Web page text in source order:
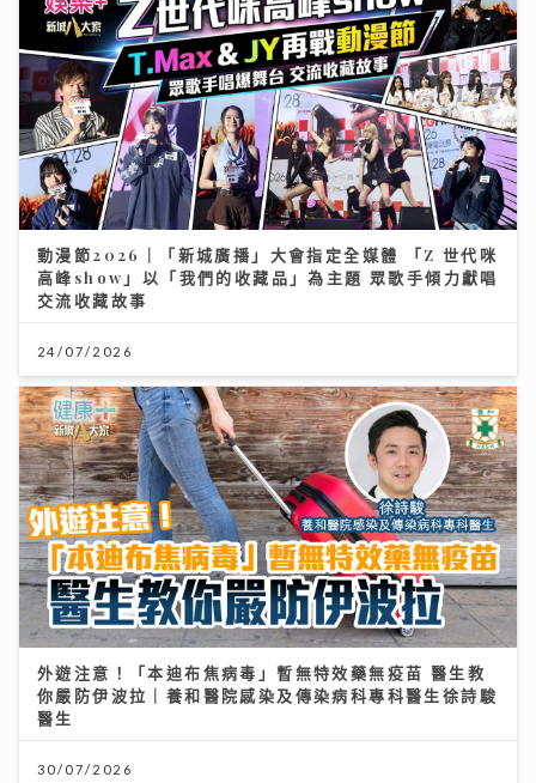
動漫節2026｜「新城廣播」大會指定全媒體 「Z 世代咪
高峰show」以「我們的收藏品」為主題 眾歌手傾力獻唱
交流收藏故事
24/07/2026
外遊注意！「本迪布焦病毒」暫無特效藥無疫苗 醫生教
你嚴防伊波拉｜養和醫院感染及傳染病科專科醫生徐詩駿
醫生
30/07/2026